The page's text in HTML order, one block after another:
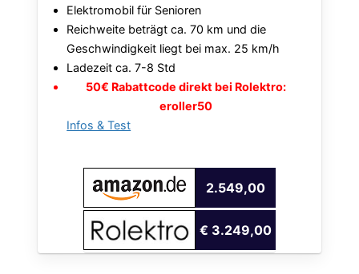
Elektromobil für Senioren
Reichweite beträgt ca. 70 km und die
Geschwindigkeit liegt bei max. 25 km/h
Ladezeit ca. 7-8 Std
50€ Rabattcode direkt bei Rolektro:
eroller50
Infos & Test
2.549,00
€ 3.249,00